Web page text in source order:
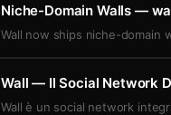
Niche-Domain Walls —
Wall now ships niche-domain
Wall — Il Social Network
Wall è un social network